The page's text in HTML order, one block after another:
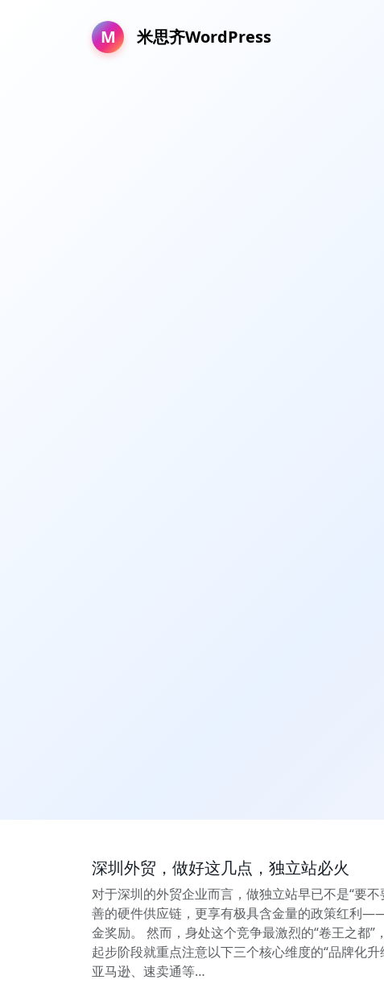
M 米思齐WordPress
深圳外贸，做好这几点，独立站必火
对于深圳的外贸企业而言，做独立站早已不是“要
善的硬件供应链，更享有极具含金量的政策红利
金奖励。 然而，身处这个竞争最激烈的“卷王之都
起步阶段就重点注意以下三个核心维度的“品牌化
亚马逊、速卖通等…